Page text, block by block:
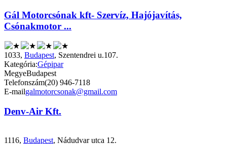
Gál Motorcsónak kft- Szervíz, Hajójavítás,
Csónakmotor ...
1033, Budapest, Szentendrei u.107.
Kategória:Gépipar
MegyeBudapest
Telefonszám(20) 946-7118
E-mailgalmotorcsonak@gmail.com
Denv-Air Kft.
1116, Budapest, Nádudvar utca 12.